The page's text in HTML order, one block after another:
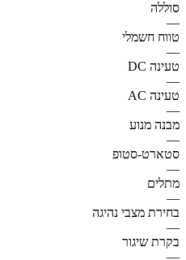
סוללה
—
טווח חשמלי
—
טעינה DC
—
טעינה AC
—
מבנה מנוע
—
סטארט-סטופ
—
מתלים
—
בחירת מצבי נהיגה
—
בקרת שיגור
—